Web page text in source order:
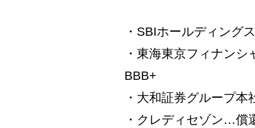
・SBIホールディング
・東海東京フィナン
BBB+
・大和証券グループ
・クレディセゾン…償